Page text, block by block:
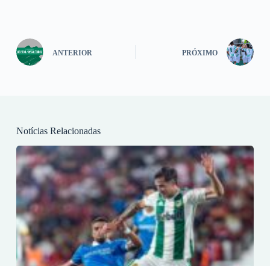
ANTERIOR PRÓXIMO
Notícias Relacionadas